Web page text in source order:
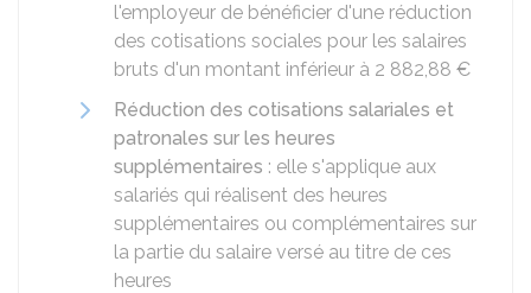
l'employeur de bénéficier d'une réduction
des cotisations sociales pour les salaires
bruts d'un montant inférieur à 2 882,88 €
Réduction des cotisations salariales et
patronales sur les heures
supplémentaires : elle s'applique aux
salariés qui réalisent des heures
supplémentaires ou complémentaires sur
la partie du salaire versé au titre de ces
heures